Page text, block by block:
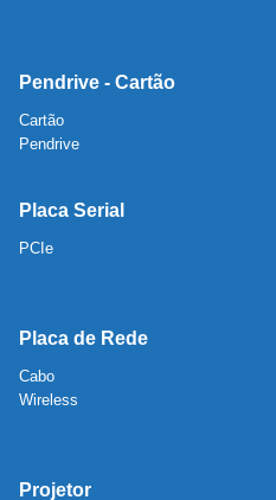
Pendrive - Cartão
Cartão
Pendrive
Placa Serial
PCIe
Placa de Rede
Cabo
Wireless
Projetor